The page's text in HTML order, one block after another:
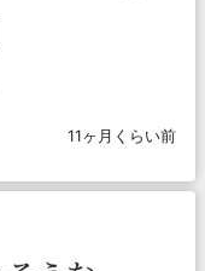
11ヶ月くらい前